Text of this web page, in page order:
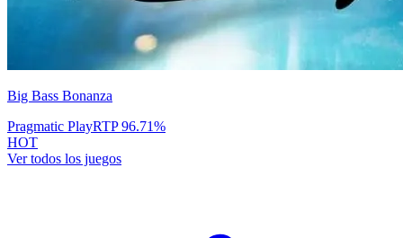
Big Bass Bonanza
Pragmatic PlayRTP96.71%
HOT
Ver todos los juegos